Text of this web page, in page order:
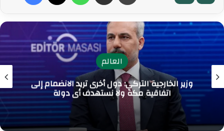
العالم
وزير الخارجية التركي: دول أخرى تريد الانضمام إلى
اتفاقية مكة ولا نستهدف أي دولة